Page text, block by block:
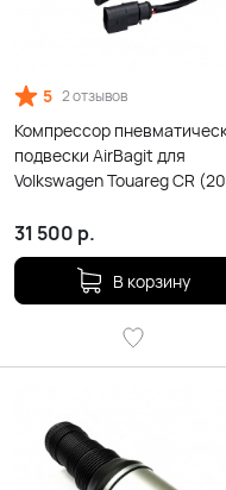
5 2 отзывов
Компрессор
подвески AirBagit для
Volkswagen Touareg CR
31 500 р.
В корзину